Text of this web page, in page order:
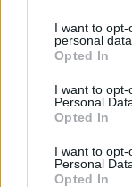
not limited to
grant or deny
use your data for
consent section.
I want to
personal data.
Opted In
I want to
Personal
Opted In
I want to
Personal
Opted In